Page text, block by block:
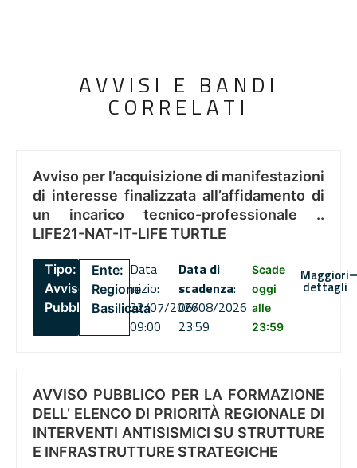
AVVISI E BANDI
CORRELATI
Avviso per l’acquisizione di manifestazioni
di interesse finalizzata all’affidamento di
un incarico tecnico-professionale ..
LIFE21-NAT-IT-LIFE TURTLE
Tipo:
Avviso
Pubblico
Ente:
Regione
Basilicata
Data
inizio:
22/07/2026
09:00
Data di
scadenza:
06/08/2026
23:59
Scade
oggi
alle
23:59
Maggiori
dettagli
AVVISO PUBBLICO PER LA FORMAZIONE
DELL’ ELENCO DI PRIORITÀ REGIONALE DI
INTERVENTI ANTISISMICI SU STRUTTURE
E INFRASTRUTTURE STRATEGICHE